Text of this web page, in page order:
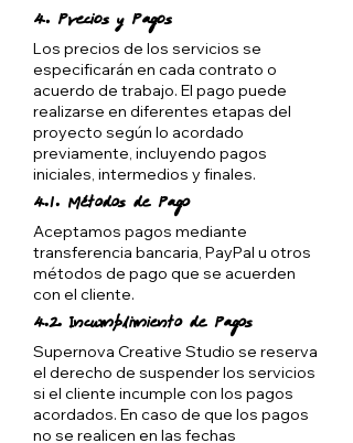
4. Precios y Pagos
Los precios de los servicios se
especificarán en cada contrato o
acuerdo de trabajo. El pago puede
realizarse en diferentes etapas del
proyecto según lo acordado
previamente, incluyendo pagos
iniciales, intermedios y finales.
4.1. Métodos de Pago
Aceptamos pagos mediante
transferencia bancaria, PayPal u otros
métodos de pago que se acuerden
con el cliente.
4.2. Incumplimiento de Pagos
Supernova Creative Studio se reserva
el derecho de suspender los servicios
si el cliente incumple con los pagos
acordados. En caso de que los pagos
no se realicen en las fechas